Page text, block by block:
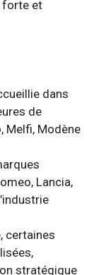
forte et
dans
de
Melfi, Modène
Lancia,
certaines
stratégique